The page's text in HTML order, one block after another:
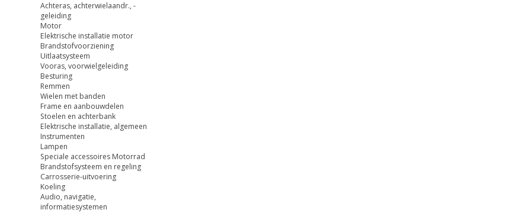
Achteras, achterwielaandr., -
geleiding
Motor
Elektrische installatie motor
Brandstofvoorziening
Uitlaatsysteem
Vooras, voorwielgeleiding
Besturing
Remmen
Wielen met banden
Frame en aanbouwdelen
Stoelen en achterbank
Elektrische installatie, algemeen
Instrumenten
Lampen
Speciale accessoires Motorrad
Brandstofsysteem en regeling
Carrosserie-uitvoering
Koeling
Audio, navigatie,
informatiesystemen